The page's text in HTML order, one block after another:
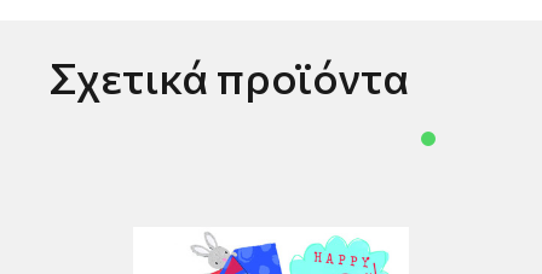
Σχετικά προϊόντα